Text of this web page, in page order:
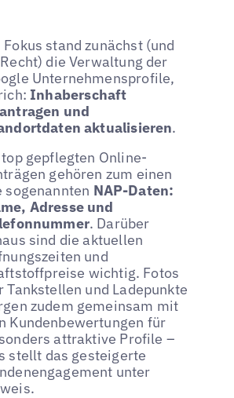
stand zunächst (und
die Verwaltung der
Unternehmensprofile,
Inhaberschaft
und
aktualisieren.
top gepflegten Online-
gehören zum einen
sogenannten NAP-Daten:
Adresse und
. Darüber
sind die aktuellen
und
wichtig. Fotos
Tankstellen und Ladepunkte
zudem gemeinsam mit
Kundenbewertungen für
attraktive Profile –
stellt das gesteigerte
unter